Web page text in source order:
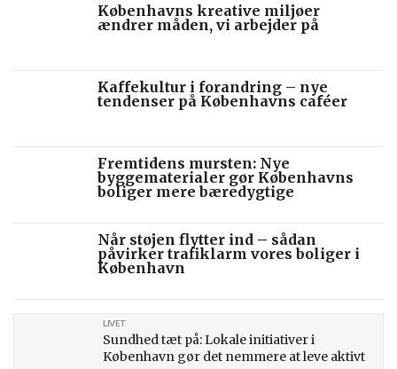
Københavns kreative miljøer
ændrer måden, vi arbejder på
Kaffekultur i forandring – nye
tendenser på Københavns caféer
Fremtidens mursten: Nye
byggematerialer gør Københavns
boliger mere bæredygtige
Når støjen flytter ind – sådan
påvirker trafiklarm vores boliger i
København
Sundhed tæt på: Lokale initiativer i
København gør det nemmere at leve aktivt
LIVET